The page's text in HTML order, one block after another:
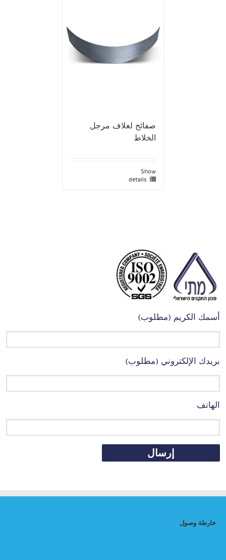
صفائح لغلاف مرجل
الخلاط
Show
details
أسمك الكريم (مطلوب)
بريدك الإلكتروني (مطلوب)
الهاتف
خارطة وصول